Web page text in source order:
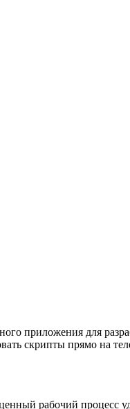
приложения для
скрипты прямо на
рабочий процесс